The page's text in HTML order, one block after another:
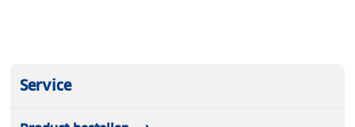
Service